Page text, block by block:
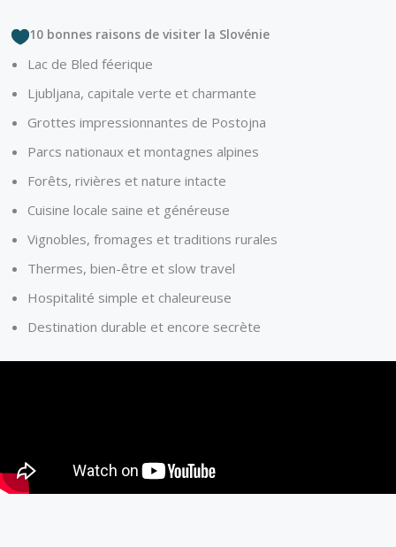
10 bonnes raisons de visiter la Slovénie
Lac de Bled féerique
Ljubljana, capitale verte et charmante
Grottes impressionnantes de Postojna
Parcs nationaux et montagnes alpines
Forêts, rivières et nature intacte
Cuisine locale saine et généreuse
Vignobles, fromages et traditions rurales
Thermes, bien-être et slow travel
Hospitalité simple et chaleureuse
Destination durable et encore secrète